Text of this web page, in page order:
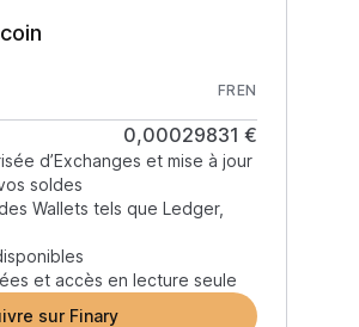
FREN
0,00029831 €
d’Exchanges et mise à jour
soldes
Wallets tels que Ledger,
et accès en lecture seule
sur Finary